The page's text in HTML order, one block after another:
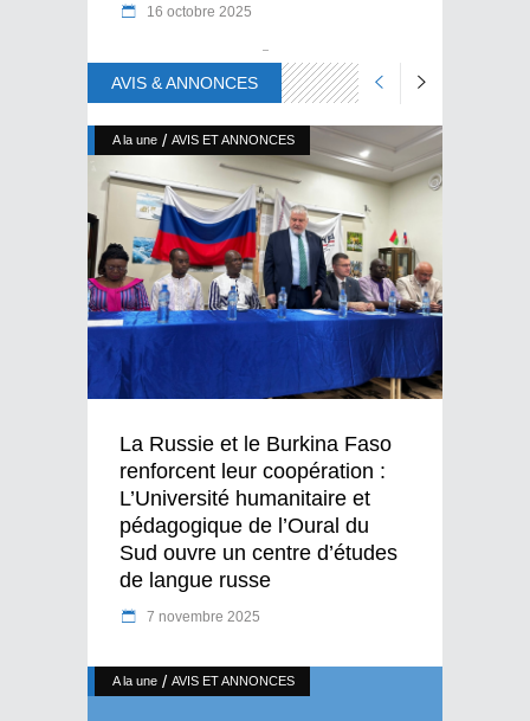
16 octobre 2025
AVIS & ANNONCES
A la une / AVIS ET ANNONCES
La Russie et le Burkina Faso
renforcent leur coopération :
L’Université humanitaire et
pédagogique de l’Oural du
Sud ouvre un centre d’études
de langue russe
7 novembre 2025
A la une / AVIS ET ANNONCES